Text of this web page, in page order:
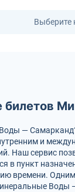
Выберите
билетов
—
и
Наш сервис
в пункт
времени. Одним
Воды